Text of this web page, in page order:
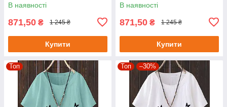
В наявності
871,50 ₴ 1 245 ₴
Купити
В наявності
871,50 ₴ 1 245 ₴
Купити
Топ Топ –30%